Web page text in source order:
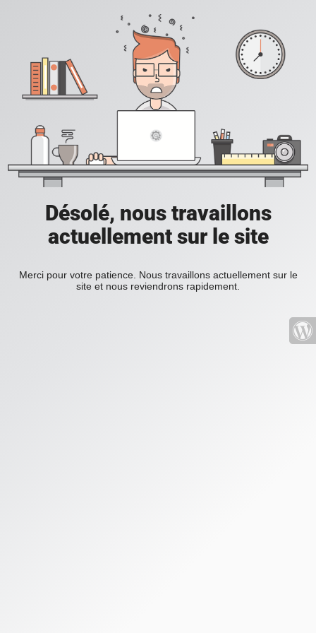
Désolé, nous travaillons
actuellement sur le site
Merci pour votre patience. Nous travaillons actuellement sur le
site et nous reviendrons rapidement.